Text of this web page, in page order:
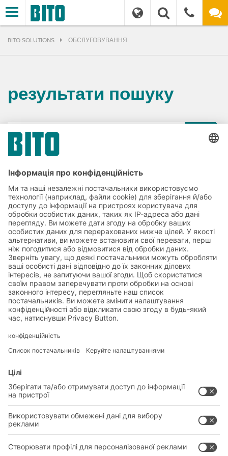
BITO SOLUTIONS ОБСЛУГОВУВАННЯ
результати пошуку
РІШЕННЯ
СИСТЕМИ
ГАЛУЗІ
НОВІ ПРОДУКТИ
ОБСЛУГОВУВАННЯ
КОНСУЛЬТАЦІЇ ТА ПОСЛУГИ
ПОЛІТИКА КОНФІДЕНЦІЙНОСТІ
SOCIAL MEDIA